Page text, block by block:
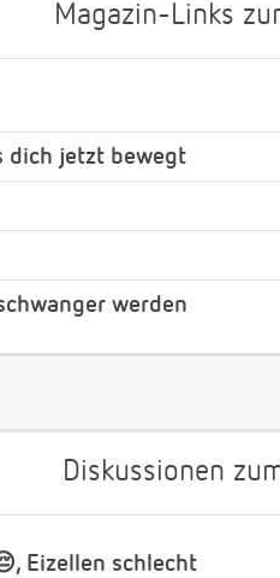
Magazin-Links
dich jetzt bewegt
werden
Diskussionen
Eizellen schlecht